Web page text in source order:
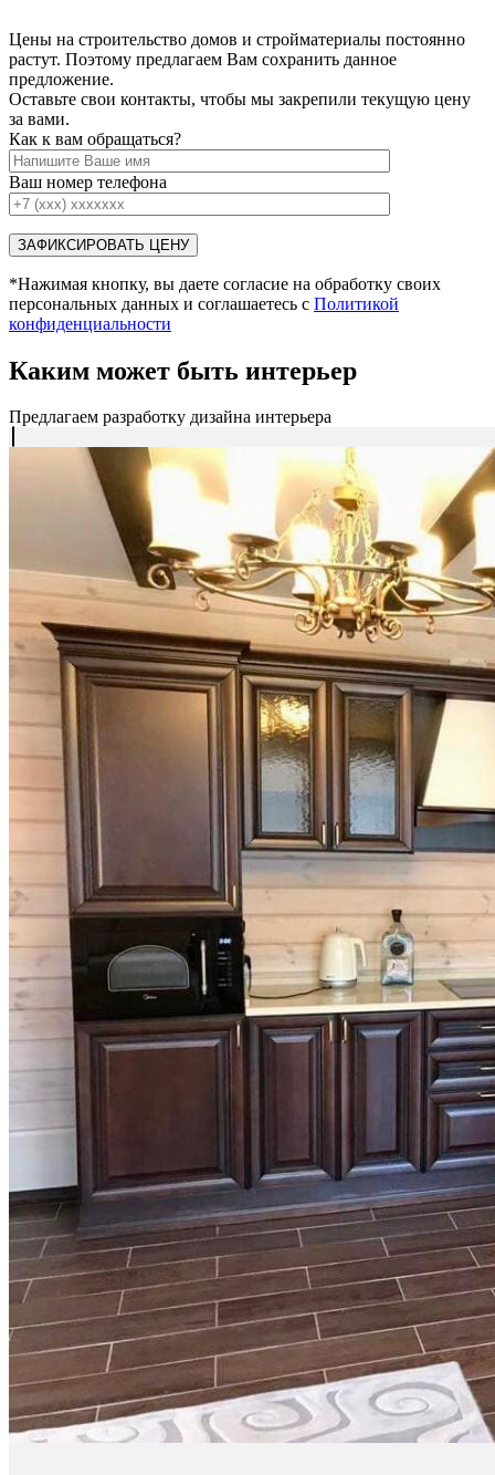
Цены на строительство домов и стройматериалы постоянно
растут. Поэтому предлагаем Вам сохранить данное
предложение.
Оставьте свои контакты, чтобы мы закрепили текущую цену
за вами.
Как к вам обращаться?
Ваш номер телефона
*Нажимая кнопку, вы даете согласие на обработку своих
персональных данных и соглашаетесь с Политикой
конфиденциальности
Каким может быть интерьер
Предлагаем разработку дизайна интерьера